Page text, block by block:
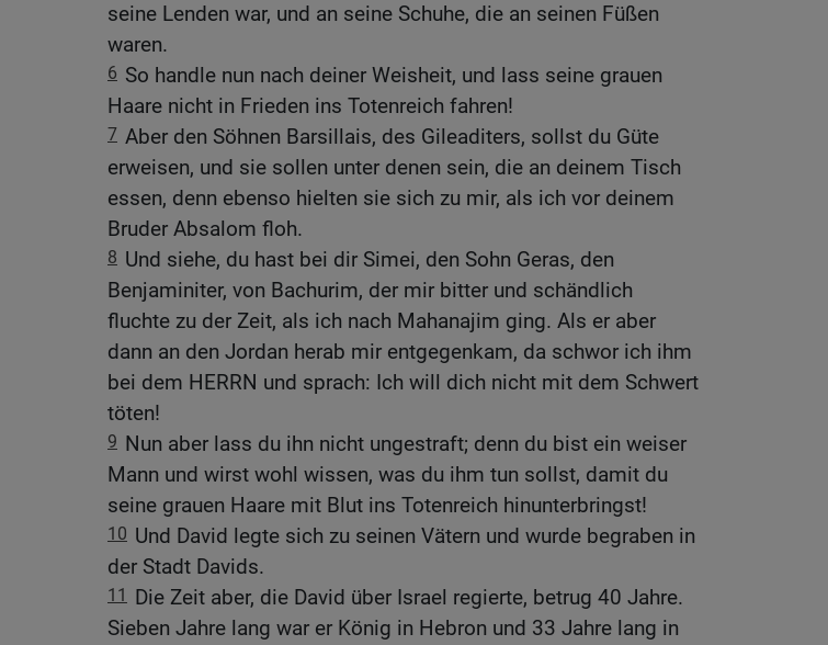
seine Lenden war, und an seine Schuhe, die an seinen Füßen
waren.
6 So handle nun nach deiner Weisheit, und lass seine grauen
Haare nicht in Frieden ins Totenreich fahren!
7 Aber den Söhnen Barsillais, des Gileaditers, sollst du Güte
erweisen, und sie sollen unter denen sein, die an deinem Tisch
essen, denn ebenso hielten sie sich zu mir, als ich vor deinem
Bruder Absalom floh.
8 Und siehe, du hast bei dir Simei, den Sohn Geras, den
Benjaminiter, von Bachurim, der mir bitter und schändlich
fluchte zu der Zeit, als ich nach Mahanajim ging. Als er aber
dann an den Jordan herab mir entgegenkam, da schwor ich ihm
bei dem HERRN und sprach: Ich will dich nicht mit dem Schwert
töten!
9 Nun aber lass du ihn nicht ungestraft; denn du bist ein weiser
Mann und wirst wohl wissen, was du ihm tun sollst, damit du
seine grauen Haare mit Blut ins Totenreich hinunterbringst!
10 Und David legte sich zu seinen Vätern und wurde begraben in
der Stadt Davids.
11
Die Zeit aber, die David über Israel regierte, betrug 40 Jahre.
Sieben Jahre lang war er König in Hebron und 33 Jahre lang in